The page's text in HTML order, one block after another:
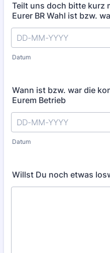
Teilt uns doch bitte kurz
Eurer BR Wahl ist bzw.
Datum
Wann ist bzw. war die
Eurem Betrieb
Datum
Willst Du noch etwas